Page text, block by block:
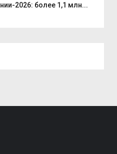
2026: более 1,1 млн...